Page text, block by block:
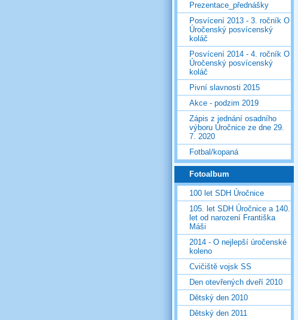
Prezentace_přednášky
Posvícení 2013 - 3. ročník O
Úročenský posvícenský
koláč
Posvícení 2014 - 4. ročník O
Úročenský posvícenský
koláč
Pivní slavnosti 2015
Akce - podzim 2019
Zápis z jednání osadního
výboru Úročnice ze dne 29.
7. 2020
Fotbal/kopaná
Fotoalbum
100 let SDH Úročnice
105. let SDH Úročnice a 140.
let od narození Františka
Máši
2014 - O nejlepší úročenské
koleno
Cvičiště vojsk SS
Den otevřených dveří 2010
Dětský den 2010
Dětský den 2011